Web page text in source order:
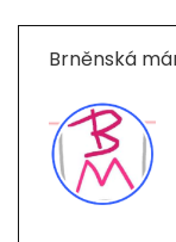
Brněnská